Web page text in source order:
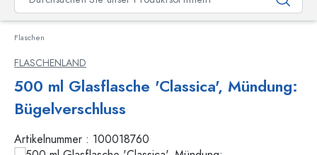
Flaschen
FLASCHENLAND
500 ml Glasflasche 'Classica', Mündung:
Bügelverschluss
Artikelnummer : 100018760